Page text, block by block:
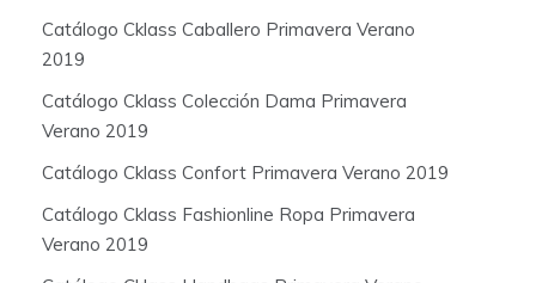
Catálogo Cklass Caballero Primavera Verano
2019
Catálogo Cklass Colección Dama Primavera
Verano 2019
Catálogo Cklass Confort Primavera Verano 2019
Catálogo Cklass Fashionline Ropa Primavera
Verano 2019